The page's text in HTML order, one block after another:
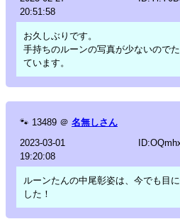
20:51:58
お久しぶりです。
手持ちのルーンの写真が少ないので
ています。
🐾 13489 ＠ 名無しさん
2023-03-01
19:20:08
ルーンたんの中尾彰姿は、今でも目
した！